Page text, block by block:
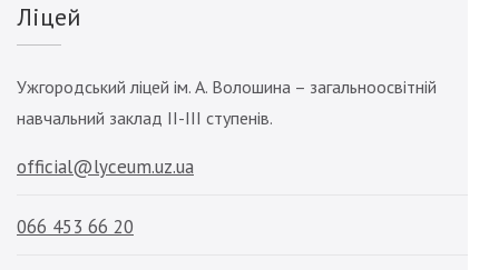
Ліцей
Ужгородський ліцей ім. А. Волошина – загальноосвітній
навчальний заклад ІІ-ІІІ ступенів.
official@lyceum.uz.ua
066 453 66 20